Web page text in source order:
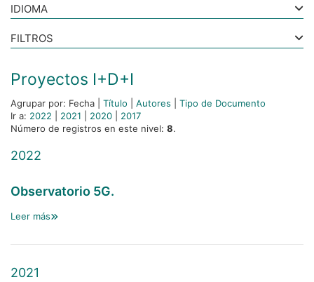
IDIOMA
Proyectos I+D+I
Agrupar por: Fecha Título Autores
Tipo de Documento
Ir a: 2022 2021 2020
2017
Número de registros en este nivel: 8.
2022
Observatorio 5G.
Leer más
2021
FILTROS